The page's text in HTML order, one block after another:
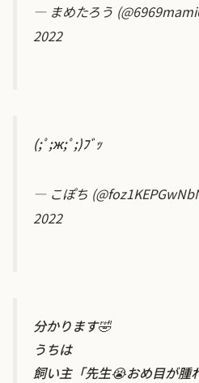
— まめたろう
2022
(;ﾟ;ж;ﾟ;)ﾌﾞｯ
— こぽち
2022
分かります🤣
うちは
飼い主「先生😭おめ目が腫